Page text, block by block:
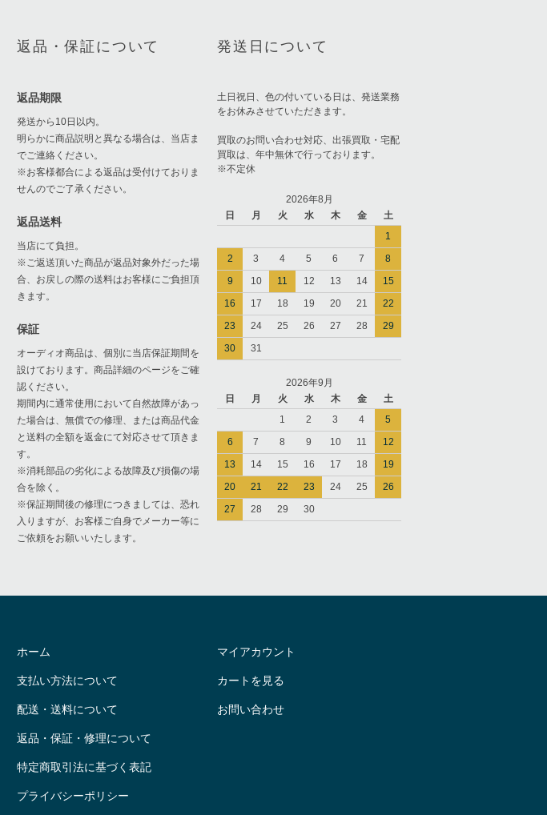
返品・保証について
返品期限
発送から10日以内。
明らかに商品説明と異なる場合は、当店ま
でご連絡ください。
※お客様都合による返品は受付けておりま
せんのでご了承ください。
返品送料
当店にて負担。
※ご返送頂いた商品が返品対象外だった場
合、お戻しの際の送料はお客様にご負担頂
きます。
保証
オーディオ商品は、個別に当店保証期間を
設けております。商品詳細のページをご確
認ください。
期間内に通常使用において自然故障があっ
た場合は、無償での修理、または商品代金
と送料の全額を返金にて対応させて頂きま
す。
※消耗部品の劣化による故障及び損傷の場
合を除く。
※保証期間後の修理につきましては、恐れ
入りますが、お客様ご自身でメーカー等に
ご依頼をお願いいたします。
発送日について
土日祝日、色の付いている日は、発送業務
をお休みさせていただきます。
買取のお問い合わせ対応、出張買取・宅配
買取は、年中無休で行っております。
※不定休
2026年8月
日
月 火 水 木 金
土
1
2
3 4 5 6 7
8
9
10 11 12 13 14
15
16
17 18 19 20 21
22
23
24 25 26 27 28
29
30
31
2026年9月
日
月 火 水 木 金
土
1
2 3 4
5
6
7 8 9 10 11
12
13
14 15 16 17 18
19
20
21 22 23 24 25
26
27
28 29 30
ホーム
支払い方法について
配送・送料について
返品・保証・修理について
特定商取引法に基づく表記
プライバシーポリシー
マイアカウント
カートを見る
お問い合わせ